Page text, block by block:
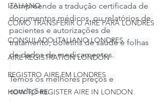
ITALIANO
COMO TRANSFERIR O AIRE PARA LONDRES
CONSULADO ITALIANO LONDRES
AIRE REGISTRATION LONDON
REGISTRO AIRE EM LONDRES
HOW TO REGISTER AIRE IN LONDON
compreende a tradução certificada de
documentos médicos, ou relatórios de
pacientes e autorizações de
tratamento, boletins de saúde e folhas
de dados de medicamentos.
Temos os melhores preços e
condições.